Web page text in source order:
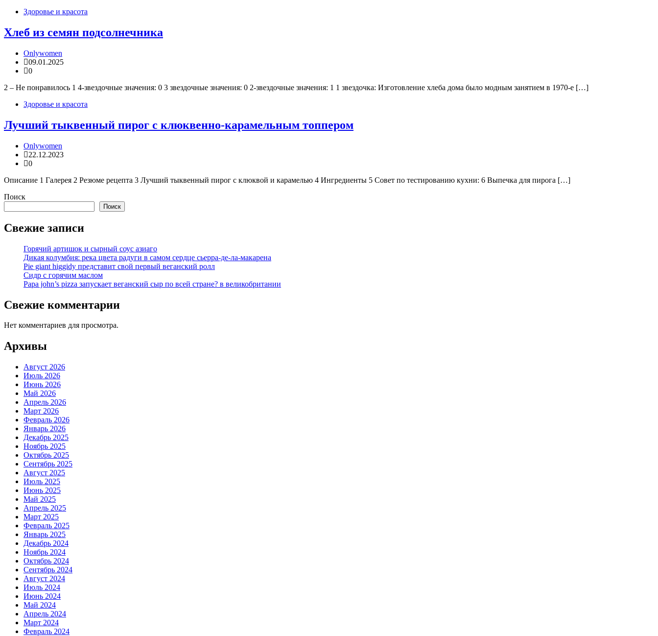
Здоровье и красота
Хлеб из семян подсолнечника
Onlywomen
09.01.2025
0
2 – Не понравилось 1 4-звездочные значения: 0 3 звездочные значения: 0 2-звездочные значения: 1 1 звездочка: Изготовление хлеба дома было модным занятием в 1970-е […]
Здоровье и красота
Лучший тыквенный пирог с клюквенно-карамельным топпером
Onlywomen
22.12.2023
0
Описание 1 Галерея 2 Резюме рецепта 3 Лучший тыквенный пирог с клюквой и карамелью 4 Ингредиенты 5 Совет по тестированию кухни: 6 Выпечка для пирога […]
Поиск
Поиск
Свежие записи
Горячий артишок и сырный соус азиаго
Дикая колумбия: река цвета радуги в самом сердце сьерра-де-ла-макарена
Pie giant higgidy представит свой первый веганский ролл
Сидр с горячим маслом
Papa john’s pizza запускает веганский сыр по всей стране? в великобритании
Свежие комментарии
Нет комментариев для просмотра.
Архивы
Август 2026
Июль 2026
Июнь 2026
Май 2026
Апрель 2026
Март 2026
Февраль 2026
Январь 2026
Декабрь 2025
Ноябрь 2025
Октябрь 2025
Сентябрь 2025
Август 2025
Июль 2025
Июнь 2025
Май 2025
Апрель 2025
Март 2025
Февраль 2025
Январь 2025
Декабрь 2024
Ноябрь 2024
Октябрь 2024
Сентябрь 2024
Август 2024
Июль 2024
Июнь 2024
Май 2024
Апрель 2024
Март 2024
Февраль 2024